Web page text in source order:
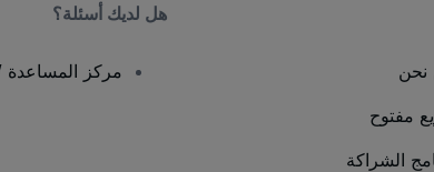
نحن
مفتوح
الشراكة
هل لديك أسئلة؟
مركز المساعدة